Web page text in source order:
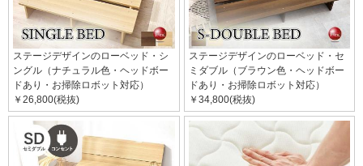
ステージデザインのローベッド・シ
ングル（ナチュラル色・ヘッドボー
ドあり・お掃除ロボット対応）
￥26,800(税抜)
ステージデザインのローベッド・セ
ミダブル（ブラウン色・ヘッドボー
ドあり・お掃除ロボット対応）
￥34,800(税抜)